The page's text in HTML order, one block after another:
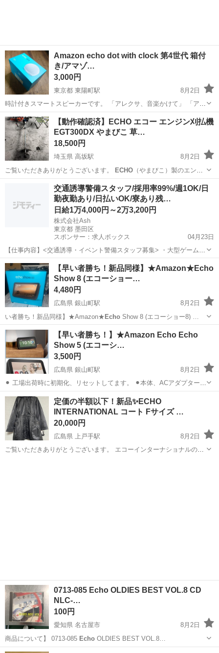
Amazon echo dot with clock 第4世代 箱付
き/アマゾ…
3,000円
東京都 東陽町駅
8月2日
時計付きスマートスピーカーです。 「アレクサ、音楽かけて」 「アレ
クサ、ニュース流して」 「アレクサ、今日の天気は？」 と話しかける
と応えてくれます。 中古美品です。 工場出荷時の状態に戻しているた
め、Amazonアカウ...
東京 江東区 東陽町駅 その他
【動作確認済】ECHO エコー エンジン刈払機
EGT300DX やまびこ 草…
18,500円
埼玉県 高坂駅
8月2日
ご覧いただきありがとうございます。
ECHO（やまびこ）製のエンジ
ン刈払機（草刈機）「EGT300DX」の出品です。 ハードな作業や広範
囲の草刈りにも対応するハイパワー＆高耐久モデルで、ECOスタート
機能搭載により引き手が...
東松山市 高坂駅 その他
交通誘導警備スタッフ/採用率99%/週1OK/日
勤夜勤あり/日払いOK/寮あり残…
日給1万4,000円～2万3,200円
株式会社Ash
東京都 墨田区
スポンサー：求人ボックス
04月23日
【仕事内容】<交通誘導・イベント警備スタッフ募集> ・大型ゲームイ
ベント ・スポーツ・地域イベント ・工事現場 など、さまざまな現場
で「安全を支える」警備会社です。 若手スタッフも多数活躍中! 未経
験スタートがほとんどなので、初め...
アルバイト・パート
【早い者勝ち！新品同様】★Amazon★Echo
Show 8 (エコーショー…
4,480円
広島県 銀山町駅
8月2日
い者勝ち！新品同様】★Amazon★EchoShow 8 (エコーショー8) …
広島 広島市 銀山町駅 オーディオ
【早い者勝ち！】★Amazon Echo Echo
Show 5 (エコーシ…
3,500円
広島県 銀山町駅
8月2日
⚫︎ 工場出荷時に初期化、リセットしてます。 ⚫︎本体、ACアダプター、
マグネットスタンドの出品です。 詳細 【Alexaが暮らしのお手伝い】
話しかけるだけで、アラームやタイマーのセット、スケジュールやニ
ュースの確認、...
広島 広島市 銀山町駅 その他 Amazon Echo
定価の半額以下！新品✨ECHO
INTERNATIONAL コート Fサイズ …
20,000円
広島県 上戸手駅
8月2日
ご覧いただきありがとうございます。 エコーインターナショナルの中
0713-085 Echo OLDIES BEST VOL.8 CD
NLC-…
100円
愛知県 名古屋市
8月2日
商品について】 0713-085 EchoOLDIES BEST VOL.8…